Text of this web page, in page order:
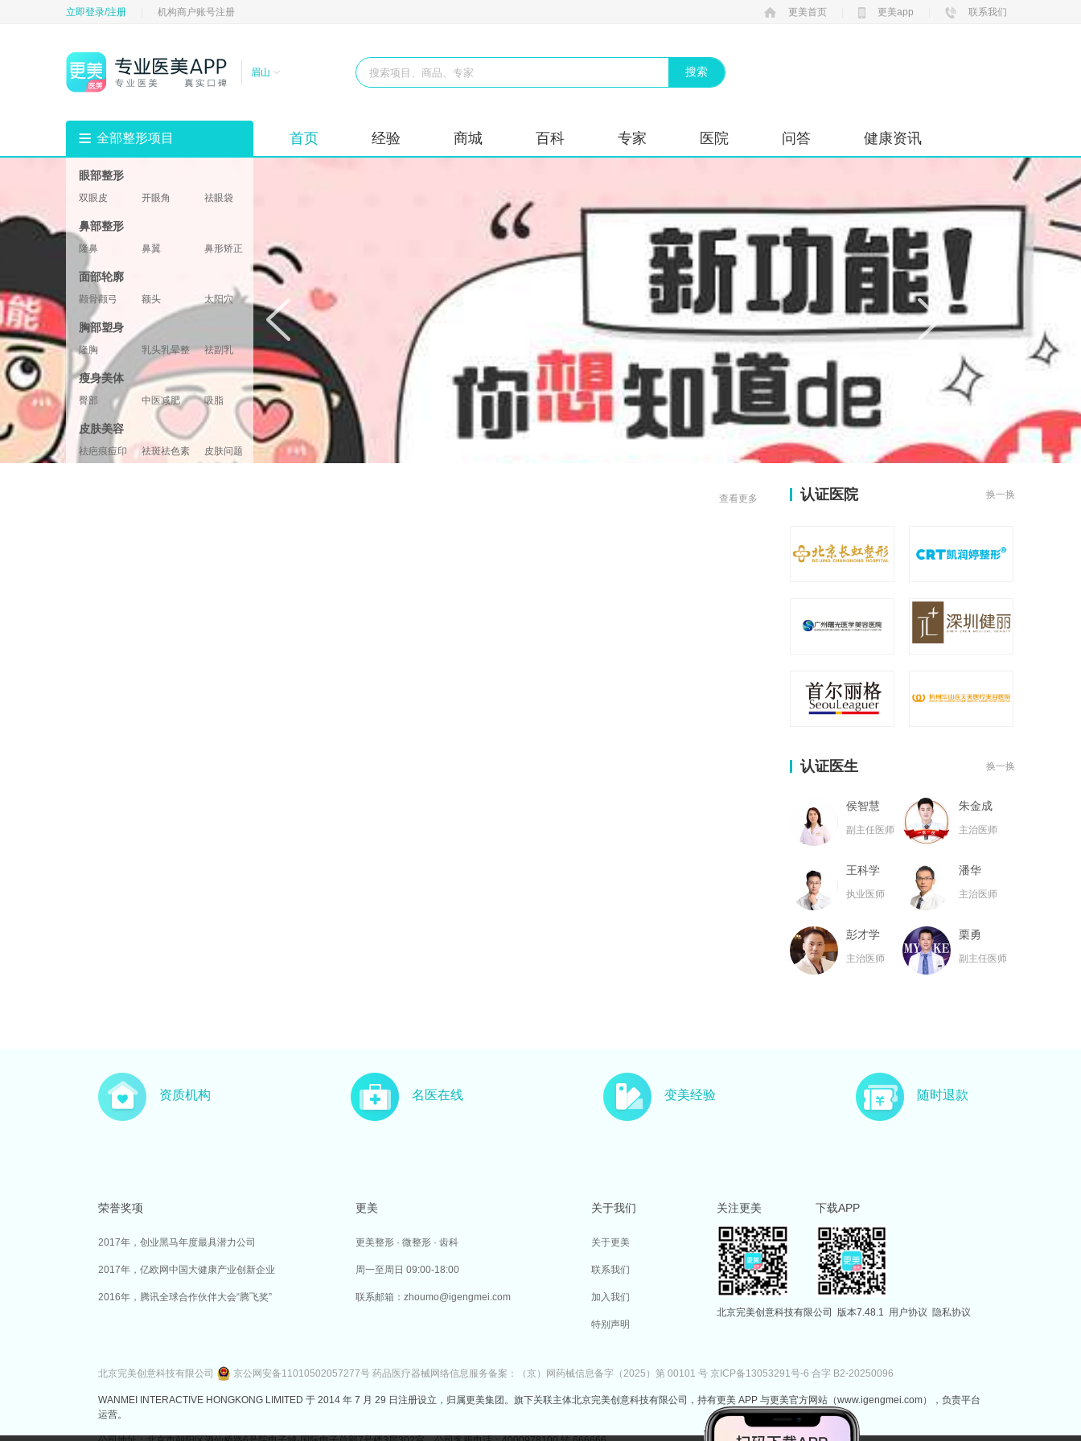
立即登录/注册 机构商户账号注册 更美首页 更美app 联系我们
眉山
全部整形项目 首页 经验 商城 百科 专家 医院 问答 健康资讯
眼部整形
双眼皮 开眼角
祛眼袋
垫眉弓
鼻部整形
隆鼻 鼻翼
鼻形矫正
鼻部修复
鼻小柱
面部轮廓
颧骨颧弓 额头
太阳穴
酒窝
下颌角
两颚
胸部塑身
隆胸 乳头乳晕整形 祛副乳
胸形美化
胸部修复 胸部套餐
瘦身美体
臀部 中医减肥
吸脂
腿部塑形
超声溶脂
射频溶脂
冷冻溶脂
光纤溶脂
皮肤美容
祛疤痕痘印 祛斑祛色素
皮肤问题
查看更多
认证医院 换一换
认证医生 换一换
侯智慧
副主任医师
朱金成
主治医师
王科学
执业医师
潘华
主治医师
彭才学
主治医师
栗勇
副主任医师
主治医师 副主任医师
资质机构 名医在线 变美经验 随时退款
荣誉奖项
2017年，创业黑马年度最具潜力公司
2017年，亿欧网中国大健康产业创新企业
2016年，腾讯全球合作伙伴大会“腾飞奖”
更美
更美整形 · 微整形 · 齿科
周一至周日 09:00-18:00
联系邮箱：zhoumo@igengmei.com
关于我们
关于更美
联系我们
加入我们
特别声明
关注更美 下载APP
北京完美创意科技有限公司 版本7.48.1 用户协议 隐私协议
北京完美创意科技有限公司 京公网安备11010502057277号 药品医疗器械网络信息服务备案：（京）网药械信息备字（2025）第 00101 号 京ICP备13053291号-6 合字 B2-20250096
WANMEI INTERACTIVE HONGKONG LIMITED 于 2014 年 7 月 29 日注册设立，归属更美集团。旗下关联主体北京完美创意科技有限公司，持有更美 APP 与更美官方网站（www.igengmei.com），负责平台
运营。